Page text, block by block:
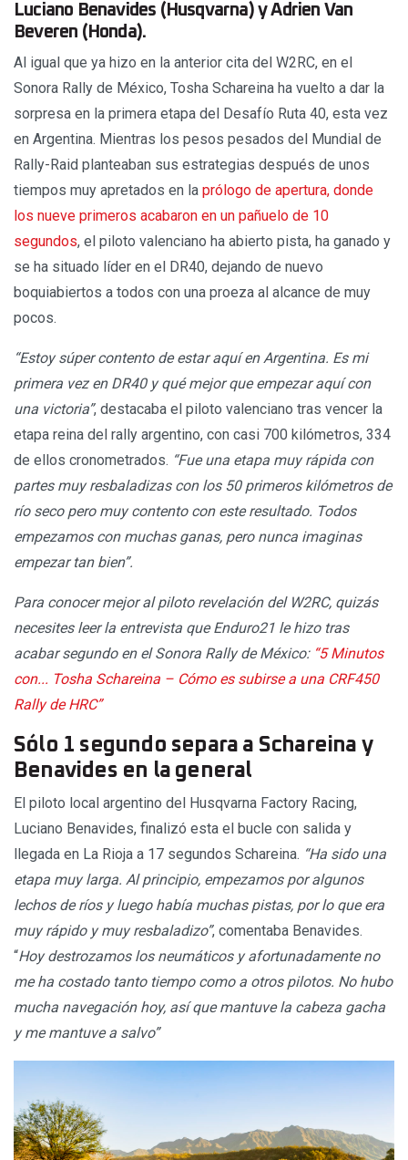
Luciano Benavides (Husqvarna) y Adrien Van
Beveren (Honda).
Al igual que ya hizo en la anterior cita del W2RC, en el
Sonora Rally de México, Tosha Schareina ha vuelto a dar la
sorpresa en la primera etapa del Desafío Ruta 40, esta vez
en Argentina. Mientras los pesos pesados del Mundial de
Rally-Raid planteaban sus estrategias después de unos
tiempos muy apretados en la prólogo de apertura, donde
los nueve primeros acabaron en un pañuelo de 10
segundos, el piloto valenciano ha abierto pista, ha ganado y
se ha situado líder en el DR40, dejando de nuevo
boquiabiertos a todos con una proeza al alcance de muy
pocos.
“Estoy súper contento de estar aquí en Argentina. Es mi
primera vez en DR40 y qué mejor que empezar aquí con
una victoria”, destacaba el piloto valenciano tras vencer la
etapa reina del rally argentino, con casi 700 kilómetros, 334
de ellos cronometrados. “Fue una etapa muy rápida con
partes muy resbaladizas con los 50 primeros kilómetros de
río seco pero muy contento con este resultado. Todos
empezamos con muchas ganas, pero nunca imaginas
empezar tan bien”.
Para conocer mejor al piloto revelación del W2RC, quizás
necesites leer la entrevista que Enduro21 le hizo tras
acabar segundo en el Sonora Rally de México: “5 Minutos
con... Tosha Schareina – Cómo es subirse a una CRF450
Rally de HRC”
Sólo 1 segundo separa a Schareina y
Benavides en la general
El piloto local argentino del Husqvarna Factory Racing,
Luciano Benavides, finalizó esta el bucle con salida y
llegada en La Rioja a 17 segundos Schareina. “Ha sido una
etapa muy larga. Al principio, empezamos por algunos
lechos de ríos y luego había muchas pistas, por lo que era
muy rápido y muy resbaladizo”, comentaba Benavides.
“Hoy destrozamos los neumáticos y afortunadamente no
me ha costado tanto tiempo como a otros pilotos. No hubo
mucha navegación hoy, así que mantuve la cabeza gacha
y me mantuve a salvo”